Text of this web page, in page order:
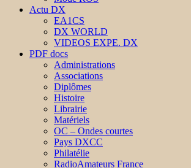
Actu DX
EA1CS
DX WORLD
VIDEOS EXPE. DX
PDF docs
Administrations
Associations
Diplômes
Histoire
Librairie
Matériels
OC – Ondes courtes
Pays DXCC
Philatélie
RadioAmateurs France